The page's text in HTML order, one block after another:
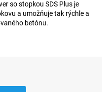
so stopkou SDS Plus je
a umožňuje tak rýchle a
betónu.